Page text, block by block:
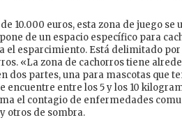
10.000 euros, esta zona de juego
de un espacio específico para
el esparcimiento. Está delimitado
«La zona de cachorros tiene
dos partes, una para mascotas que
encuentre entre los 5 y los 10
el contagio de enfermedades
otros de sombra.